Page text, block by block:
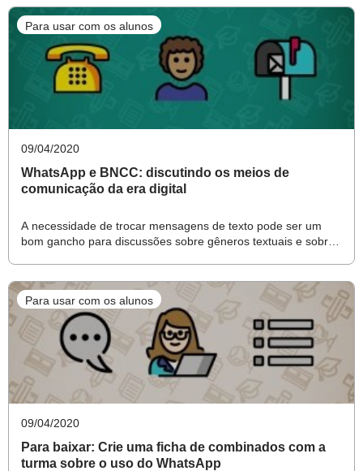
orientada pode ser pedagógica. O professor Gilson conta
que, quando o grupo foi criado, as crianças provocavam
brincadeiras, ofensas e postavam indiscriminadamente.
“Mas, com muita conversa e fazendo combinados, elas
amadureceram e mudaram de atitude”, afirma.
Esse tipo de aprendizagem encontra respaldo na BNCC:
“Essa competência [de cultura digital] reconhece o papel
fundamental da tecnologia e estabelece que o estudante
deve dominar o universo digital, sendo capaz de fazer um
uso qualificado e ético das diversas ferramentas
Competência Geral 5 da BNCC
"Compreender, utilizar e criar tecnologias digitais de
informação e comunicação de forma crítica, significativa,
reflexiva e ética nas diversas práticas sociais (incluindo
as escolares) para se comunicar, acessar e disseminar
Para usar com os alunos
09/04/2020
WhatsApp e BNCC: discutindo os meios de
comunicação da era digital
A necessidade de trocar mensagens de texto pode ser um
bom gancho para discussões sobre gêneros textuais e sobre
Para usar com os alunos
09/04/2020
Para baixar: Crie uma ficha de combinados com a
turma sobre o uso do WhatsApp